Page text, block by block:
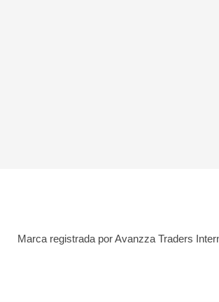
Marca registrada por Avanzza Traders